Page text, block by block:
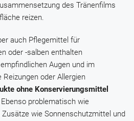
des Tränenfilms
reizen.
auch Pflegemittel für
oder -salben enthalten
Augen und im
oder Allergien
ohne Konservierungsmittel
problematisch wie
wie Sonnenschutzmittel und